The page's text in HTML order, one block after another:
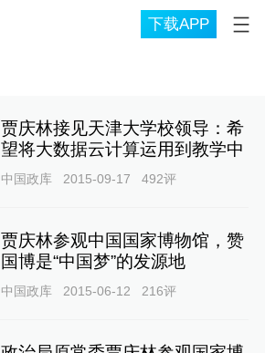
下载APP
贾庆林接见天津大学校领导：希
望将大数据云计算运用到教学中
中国政库 2015-09-17 492评
贾庆林参观中国国家博物馆，赞
国博是“中国梦”的发源地
中国政库 2015-06-12 216评